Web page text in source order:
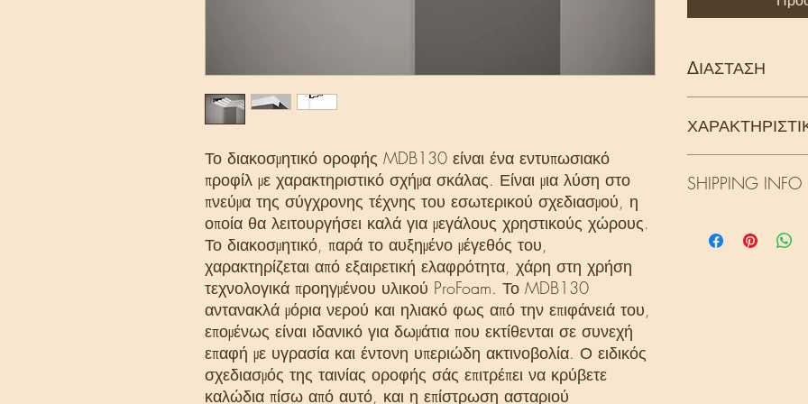
Το διακοσμητικό οροφής MDB130 είναι ένα εντυπωσιακό
προφίλ με χαρακτηριστικό σχήμα σκάλας. Είναι μια λύση στο
πνεύμα της σύγχρονης τέχνης του εσωτερικού σχεδιασμού, η
οποία θα λειτουργήσει καλά για μεγάλους χρηστικούς χώρους.
Το διακοσμητικό, παρά το αυξημένο μέγεθός του,
χαρακτηρίζεται από εξαιρετική ελαφρότητα, χάρη στη χρήση
τεχνολογικά προηγμένου υλικού ProFoam. Το MDB130
αντανακλά μόρια νερού και ηλιακό φως από την επιφάνειά του,
επομένως είναι ιδανικό για δωμάτια που εκτίθενται σε συνεχή
επαφή με υγρασία και έντονη υπεριώδη ακτινοβολία. Ο ειδικός
σχεδιασμός της ταινίας οροφής σάς επιτρέπει να κρύβετε
καλώδια πίσω από αυτό, και η επίστρωση ασταριού
ΔΙΑΣΤΑΣΗ
200 x 5 x 19 [cm]
SHIPPING INFO
μεταφορική